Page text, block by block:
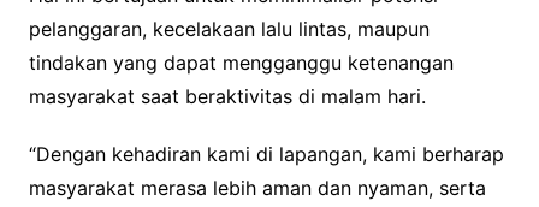
pelanggaran, kecelakaan lalu lintas, maupun
tindakan yang dapat mengganggu ketenangan
masyarakat saat beraktivitas di malam hari.
“Dengan kehadiran kami di lapangan, kami berharap
masyarakat merasa lebih aman dan nyaman, serta